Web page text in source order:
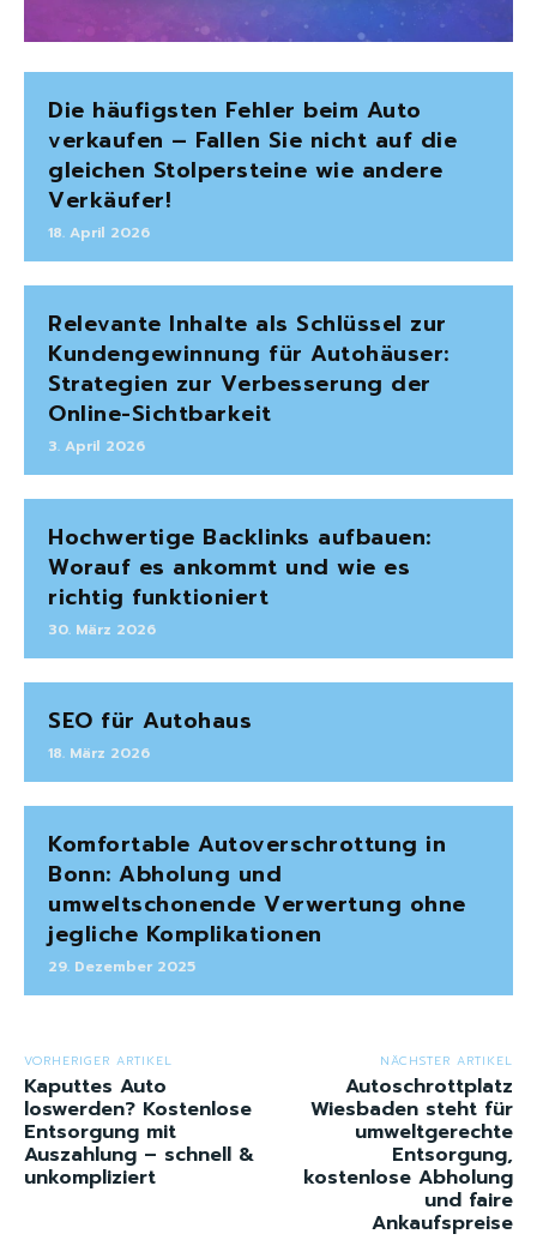
Die häufigsten Fehler beim Auto
verkaufen – Fallen Sie nicht auf die
gleichen Stolpersteine wie andere
Verkäufer!
18. April 2026
Relevante Inhalte als Schlüssel zur
Kundengewinnung für Autohäuser:
Strategien zur Verbesserung der
Online-Sichtbarkeit
3. April 2026
Hochwertige Backlinks aufbauen:
Worauf es ankommt und wie es
richtig funktioniert
30. März 2026
SEO für Autohaus
18. März 2026
Komfortable Autoverschrottung in
Bonn: Abholung und
umweltschonende Verwertung ohne
jegliche Komplikationen
29. Dezember 2025
VORHERIGER ARTIKEL
Kaputtes Auto
loswerden? Kostenlose
Entsorgung mit
Auszahlung – schnell &
unkompliziert
NÄCHSTER ARTIKEL
Autoschrottplatz
Wiesbaden steht für
umweltgerechte
Entsorgung,
kostenlose Abholung
und faire
Ankaufspreise